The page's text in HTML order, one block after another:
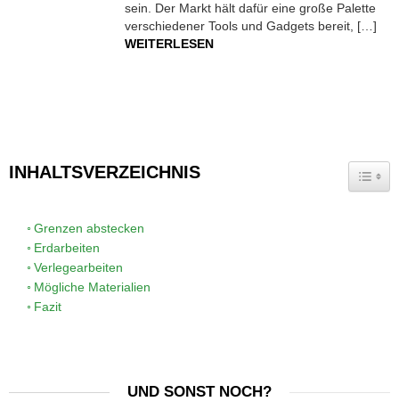
sein. Der Markt hält dafür eine große Palette
verschiedener Tools und Gadgets bereit, […]
WEITERLESEN
INHALTSVERZEICHNIS
Grenzen abstecken
Erdarbeiten
Verlegearbeiten
Mögliche Materialien
Fazit
UND SONST NOCH?